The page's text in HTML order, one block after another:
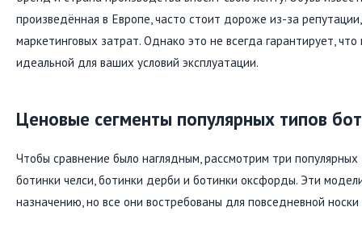
произведённая в Европе, часто стоит дороже из-за
маркетинговых затрат. Однако это не всегда гарантирует,
идеальной для ваших условий эксплуатации.
Ценовые сегменты популярных типов
Чтобы сравнение было наглядным, рассмотрим три
ботинки челси, ботинки дерби и ботинки оксфорды. Эти
назначению, но все они востребованы для повседневной носки